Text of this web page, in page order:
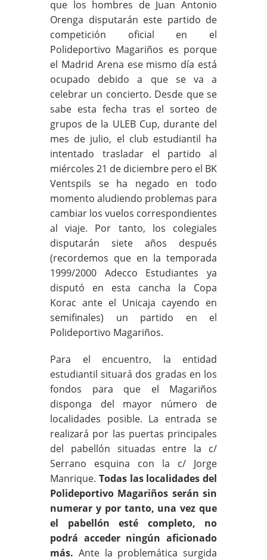
que los hombres de Juan Antonio
Orenga disputarán este partido de
competición oficial en el
Polideportivo Magariños es porque
el Madrid Arena ese mismo día está
ocupado debido a que se va a
celebrar un concierto. Desde que se
sabe esta fecha tras el sorteo de
grupos de la ULEB Cup, durante del
mes de julio, el club estudiantil ha
intentado trasladar el partido al
miércoles 21 de diciembre pero el BK
Ventspils se ha negado en todo
momento aludiendo problemas para
cambiar los vuelos correspondientes
al viaje. Por tanto, los colegiales
disputarán siete años después
(recordemos que en la temporada
1999/2000 Adecco Estudiantes ya
disputó en esta cancha la Copa
Korac ante el Unicaja cayendo en
semifinales) un partido en el
Polideportivo Magariños.
Para el encuentro, la entidad
estudiantil situará dos gradas en los
fondos para que el Magariños
disponga del mayor número de
localidades posible. La entrada se
realizará por las puertas principales
del pabellón situadas entre la c/
Serrano esquina con la c/ Jorge
Manrique. Todas las localidades del
Polideportivo Magariños serán sin
numerar y por tanto, una vez que
el pabellón esté completo, no
podrá acceder ningún aficionado
más. Ante la problemática surgida